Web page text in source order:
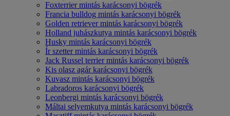
Foxterrier mintás karácsonyi bögrék
Francia bulldog mintás karácsonyi bögrék
Golden retriever mintás karácsonyi bögrék
Holland juhászkutya mintás karácsonyi bögrék
Husky mintás karácsonyi bögrék
Ír szetter mintás karácsonyi bögrék
Jack Russel terrier mintás karácsonyi bögrék
Kis olasz agár karácsonyi bögrék
Kuvasz mintás karácsonyi bögrék
Labradoros karácsonyi bögrék
Leonbergi mintás karácsonyi bögrék
Máltai selyemkutya mintás karácsonyi bögrék